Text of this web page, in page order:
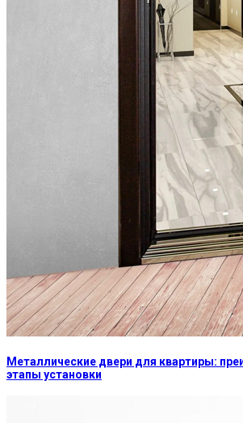
Металлические двери для квартиры:
этапы установки